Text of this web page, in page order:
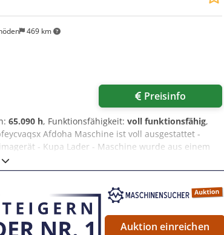
469 km
Preisinfo
65.090 h, Funktionsfähigkeit: voll funktionsfähig,
Afdoha Maschine ist voll ausgestattet -
- Kupa Lader - Maschine wurde aus einem
vermessen und alles eingestellt -
bzw. eingestellt Maschine ist voll funktionsfähig und
verfügbar
Auktion einreichen